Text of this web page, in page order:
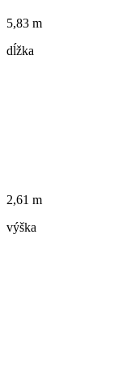
5,83 m
dĺžka
2,61 m
výška